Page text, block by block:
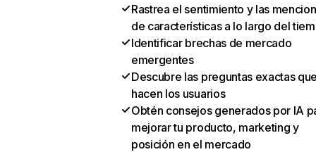
Rastrea el sentimiento y las
de características a lo largo del
Identificar brechas de mercado
emergentes
Descubre las preguntas exactas
hacen los usuarios
Obtén consejos generados por IA
mejorar tu producto, marketing y
posición en el mercado